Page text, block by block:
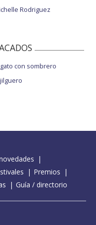
Rodriguez
con sombrero
Premios
Guía / directorio